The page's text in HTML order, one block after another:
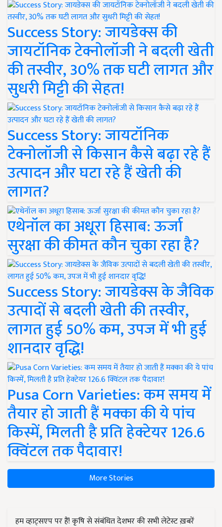
Success Story: जायडेक्स की
जायटॉनिक टेक्नोलॉजी ने बदली खेती
की तस्वीर, 30% तक घटी लागत और
सुधरी मिट्टी की सेहत!
Success Story: जायटॉनिक
टेक्नोलॉजी से किसान कैसे बढ़ा रहे हैं
उत्पादन और घटा रहे हैं खेती की
लागत?
एथेनॉल का अधूरा हिसाब: ऊर्जा
सुरक्षा की कीमत कौन चुका रहा है?
Success Story: जायडेक्स के जैविक
उत्पादों से बदली खेती की तस्वीर,
लागत हुई 50% कम, उपज में भी हुई
शानदार वृद्धि!
Pusa Corn Varieties: कम समय में
तैयार हो जाती हैं मक्का की ये पांच
किस्में, मिलती है प्रति हेक्टेयर 126.6
क्विंटल तक पैदावार!
More Stories
हम व्हाट्सएप पर हैं! कृषि से संबंधित देशभर की सभी लेटेस्ट ख़बरें